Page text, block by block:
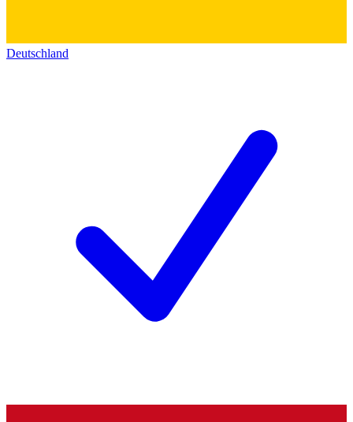
Deutschland